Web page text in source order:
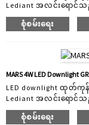
Lediant အလင်းရောင်
နှင့် "နည်းပညာ-အသားပ
2005 ခုနှစ်ကတည်းက
မျိုးအတွက် သင့်လျော်သေ
ပါသည်။ ထုတ်ကုန်အကွာအဝ
များနှင့် စမတ်ကျသည့်မီး
အားလုံးသည် tool ကိုဖွ
သစ်တီထွင်မှုတစ်ခုပါ...
စုံစမ်းရေး
MARS 4W LED Downlight
LED downlight ထုတ်ကု
Lediant အလင်းရောင်
နှင့် "နည်းပညာ-အသားပ
2005 ခုနှစ်ကတည်းက
စုံစမ်းရေး